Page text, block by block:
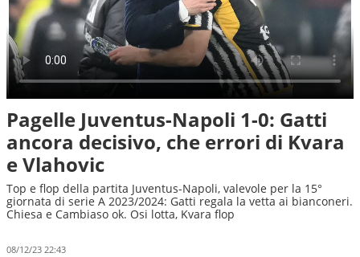
Pagelle Juventus-Napoli 1-0: Gatti
ancora decisivo, che errori di Kvara
e Vlahovic
Top e flop della partita Juventus-Napoli, valevole per la 15°
giornata di serie A 2023/2024: Gatti regala la vetta ai bianconeri.
Chiesa e Cambiaso ok. Osi lotta, Kvara flop
08/12/23 22:43